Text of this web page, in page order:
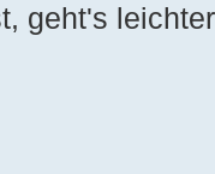
geht's